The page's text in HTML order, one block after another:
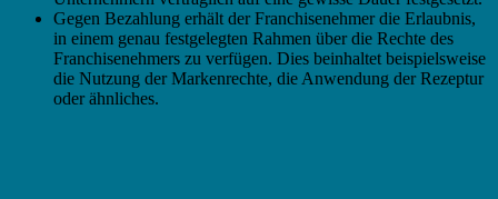
Gegen Bezahlung erhält der Franchisenehmer die Erlaubnis,
in einem genau festgelegten Rahmen über die Rechte des
Franchisenehmers zu verfügen. Dies beinhaltet beispielsweise
die Nutzung der Markenrechte, die Anwendung der Rezeptur
oder ähnliches.